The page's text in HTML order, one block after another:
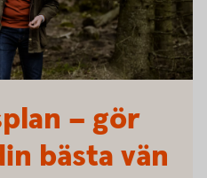
– gör
bästa vän